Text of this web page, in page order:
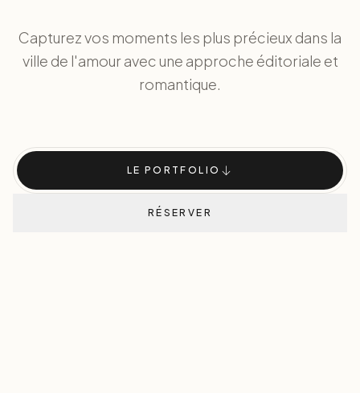
Capturez vos moments les plus précieux dans la
ville de l'amour avec une approche éditoriale et
romantique.
LE PORTFOLIO
RÉSERVER